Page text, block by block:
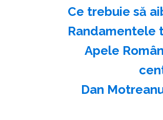
Ce trebuie să
Apele
Dan